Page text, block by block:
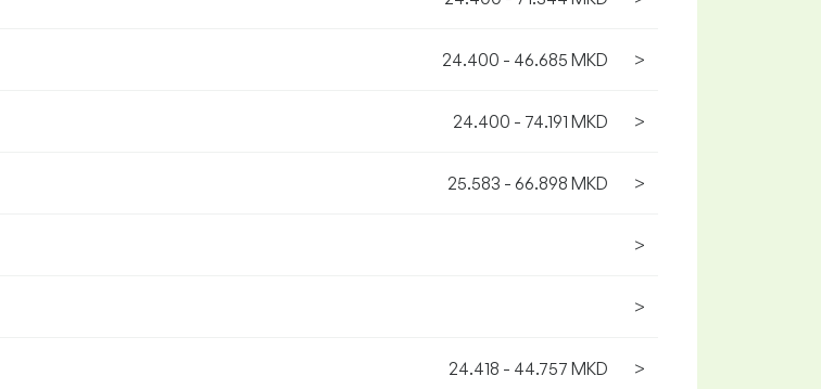
24.400 - 46.685 MKD >
24.400 - 74.191 MKD >
25.583 - 66.898 MKD >
>
>
24.418 - 44.757 MKD >